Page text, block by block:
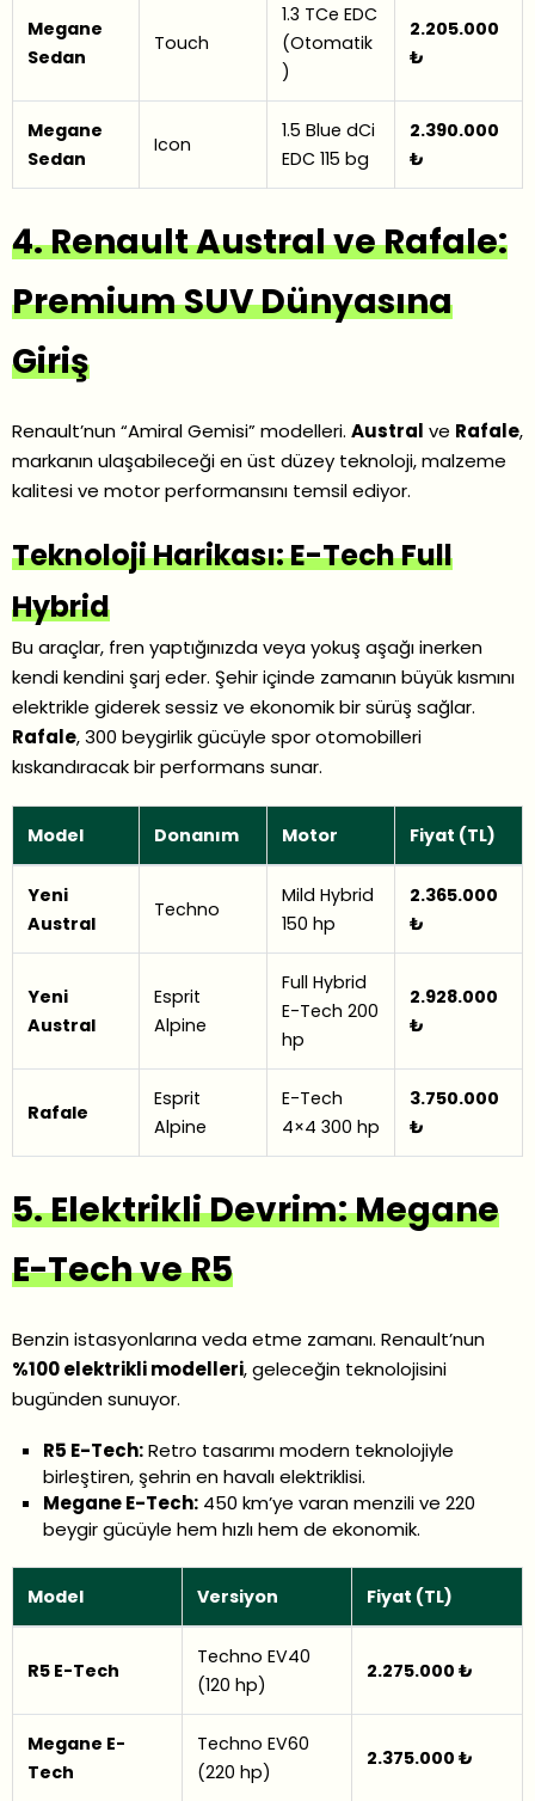
Megane
Sedan
Touch
1.3 TCe EDC
(Otomatik
)
2.205.000
₺
Megane
Sedan
Icon
1.5 Blue dCi
EDC 115 bg
2.390.000
₺
4. Renault Austral ve Rafale:
Premium SUV Dünyasına
Giriş
Renault’nun “Amiral Gemisi” modelleri. Austral ve Rafale,
markanın ulaşabileceği en üst düzey teknoloji, malzeme
kalitesi ve motor performansını temsil ediyor.
Teknoloji Harikası: E-Tech Full
Hybrid
Bu araçlar, fren yaptığınızda veya yokuş aşağı inerken
kendi kendini şarj eder. Şehir içinde zamanın büyük kısmını
elektrikle giderek sessiz ve ekonomik bir sürüş sağlar.
Rafale, 300 beygirlik gücüyle spor otomobilleri
kıskandıracak bir performans sunar.
Model Donanım Motor Fiyat (TL)
Yeni
Austral
Techno
Mild Hybrid
150 hp
2.365.000
₺
Yeni
Austral
Esprit
Alpine
Full Hybrid
E-Tech 200
hp
2.928.000
₺
Rafale
Esprit
Alpine
E-Tech
4×4 300 hp
3.750.000
₺
5. Elektrikli Devrim: Megane
E-Tech ve R5
Benzin istasyonlarına veda etme zamanı. Renault’nun
%100 elektrikli modelleri, geleceğin teknolojisini
bugünden sunuyor.
R5 E-Tech:Retro tasarımı modern teknolojiyle
birleştiren, şehrin en havalı elektriklisi.
Megane E-Tech: 450 km’ye varan menzili ve 220
beygir gücüyle hem hızlı hem de ekonomik.
Model Versiyon Fiyat (TL)
R5 E-Tech
Techno EV40
(120 hp)
2.275.000 ₺
Megane E-
Tech
Techno EV60
(220 hp)
2.375.000 ₺